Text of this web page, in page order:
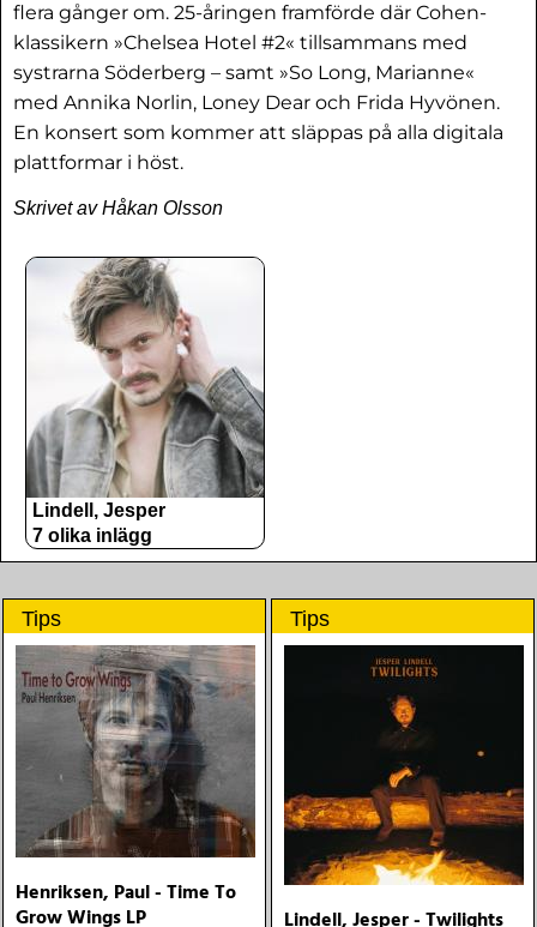
flera gånger om. 25-åringen framförde där Cohen-
klassikern »Chelsea Hotel #2« tillsammans med
systrarna Söderberg – samt »So Long, Marianne«
med Annika Norlin, Loney Dear och Frida Hyvönen.
En konsert som kommer att släppas på alla digitala
plattformar i höst.
Skrivet av Håkan Olsson
Lindell, Jesper
7 olika inlägg
Tips
Henriksen, Paul - Time To
Grow Wings LP
Tips